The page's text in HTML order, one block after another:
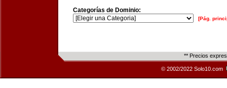
Categorías de Dominio:
[Pág.
** Precios
© 2002/2022 Solo10.com